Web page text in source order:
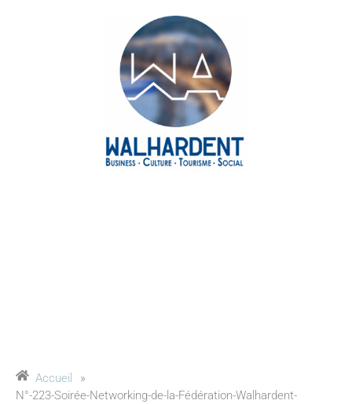
Accueil
»
N°-223-Soirée-Networking-de-la-Fédération-Walhardent-